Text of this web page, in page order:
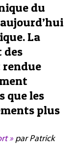
du
La
des
rendue
que les
plus
» par Patrick